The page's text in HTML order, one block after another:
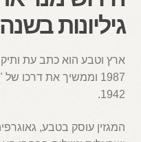
גיליונות בשנה
ארץ וטבע הוא כתב עת
1987 וממשיך את
1942.
המגזין עוסק בטבע,